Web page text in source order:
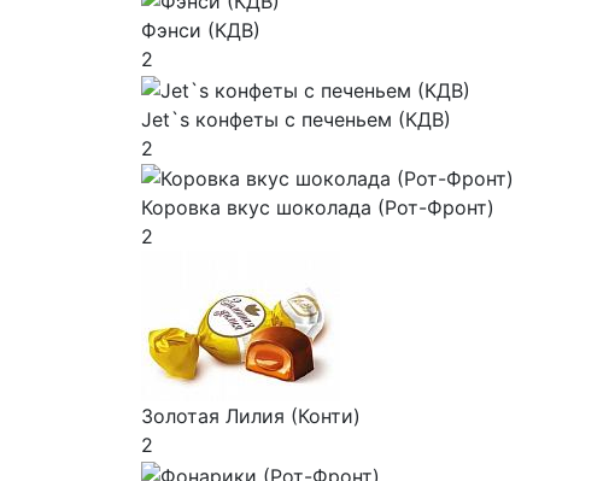
Фэнси (КДВ)
2
Jet`s конфеты с печеньем (КДВ)
2
Коровка вкус шоколада (Рот-Фронт)
2
Золотая Лилия (Конти)
2